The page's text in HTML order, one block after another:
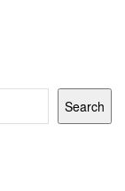
Search